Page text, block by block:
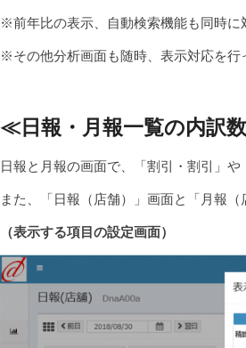
※前年比の表示、自動検索機能も同時に
※その他分析画面も随時、表示対応を行
≪日報・月報一覧の内訳
日報と月報の画面で、「割引・割引」
また、「日報（店舗）」画面と「月報
（表示する項目の設定画面）